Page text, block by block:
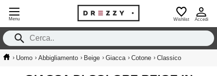
Menu Wishlist Accedi
› Uomo › Abbigliamento › Beige › Giacca › Cotone › Classico